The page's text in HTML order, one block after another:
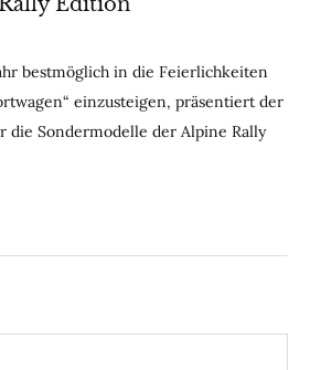
bestmöglich in die Feierlichkeiten
einzusteigen, präsentiert der
die Sondermodelle der Alpine Rally